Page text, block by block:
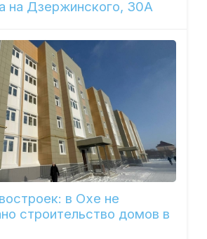
на Дзержинского, 30А
в Охе не
строительство домов в